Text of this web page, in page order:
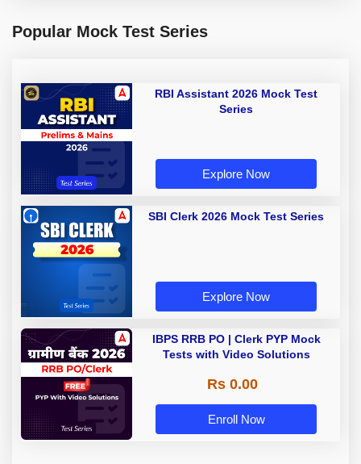
Popular Mock Test Series
RBI Assistant 2026 Mock Test
Series
Explore Now
SBI Clerk 2026 Mock Test Series
Explore Now
IBPS RRB PO | Clerk PYP Mock
Tests with Video Solutions
Rs 0.00
Enroll Now